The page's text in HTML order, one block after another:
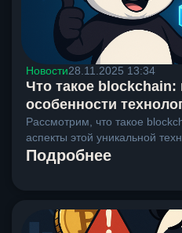
Новости28.11.2025 13:34
Что такое
особенности
Рассмотрим, что такое
аспекты этой уникальной
Подробнее